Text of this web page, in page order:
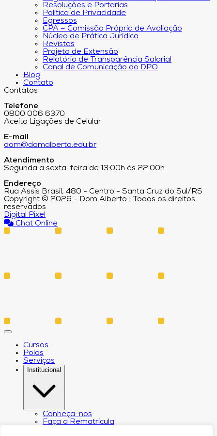
Resoluções e Portarias
Política de Privacidade
Egressos
CPA – Comissão Própria de Avaliação
Núcleo de Prática Jurídica
Revistas
Projeto de Extensão
Relatório de Transparência Salarial
Canal de Comunicação do DPO
Blog
Contato
Contatos
Telefone
0800 006 6370
Aceita Ligações de Celular
E-mail
dom@domalberto.edu.br
Atendimento
Segunda a sexta-feira de 13:00h às 22:00h
Endereço
Rua Assis Brasil, 480 - Centro - Santa Cruz do Sul/RS
Copyright © 2026 - Dom Alberto | Todos os direitos
reservados
Digital Pixel
Chat Online
Cursos
Polos
Serviços
Institucional
Conheça-nos
Faça a Rematrícula